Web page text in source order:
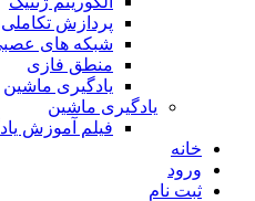
پردازش تکاملی
شبکه های
منطق فازی
یادگیری ماشین
یادگیری ماشین
فیلم آموزش
خانه
ورود
ثبت نام